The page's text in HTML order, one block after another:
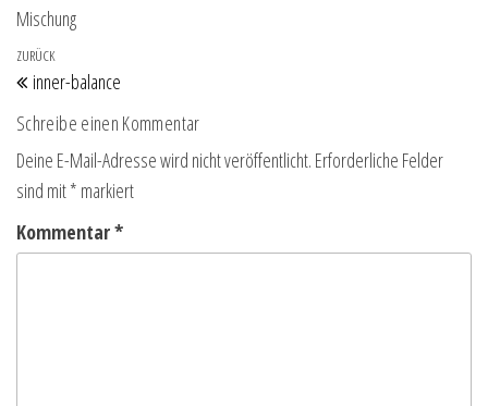
Mischung
Beitragsnavigation
Vorheriger Beitrag
ZURÜCK
inner-balance
Schreibe einen Kommentar
Deine E-Mail-Adresse wird nicht veröffentlicht. Erforderliche Felder
sind mit* markiert
Kommentar*